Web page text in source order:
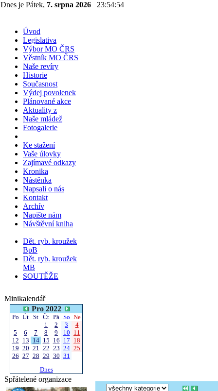
Dnes je Pátek, 7. srpna 2026 23:54:54
Úvod
Legislativa
Výbor MO ČRS
Věstník MO ČRS
Naše revíry
Historie
Současnost
Výdej povolenek
Plánované akce
Aktuality z
Naše mládež
Fotogalerie
Ke stažení
Vaše úlovky
Zajímavé odkazy
Kronika
Nástěnka
Napsali o nás
Kontakt
Archív
Napište nám
Návštěvní kniha
Dět. ryb. kroužek
BpB
Dět. ryb. kroužek
MB
SOUTĚŽE
Minikalendář
Pro 2022
Po Út St Čt Pá So Ne
1
2 3
4
5
6 7 8 9 10 11
12 13 14 15 16 17 18
19 20 21 22 23 24 25
26 27 28 29 30 31
Dnes
Spřátelené organizace